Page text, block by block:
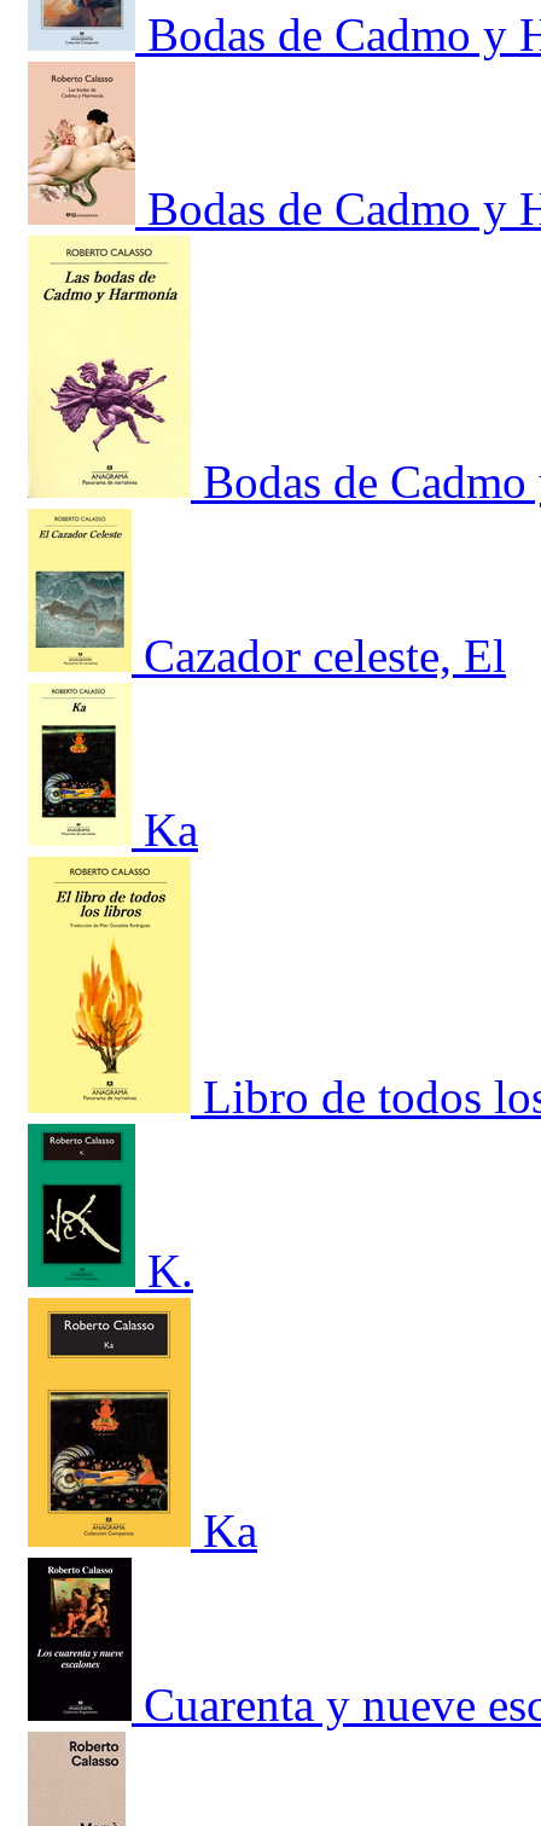
Bodas de Cadmo y
Bodas de Cadmo y
Bodas de
Cazador celeste, El
Ka
Libro de todos
K.
Ka
Cuarenta y nueve